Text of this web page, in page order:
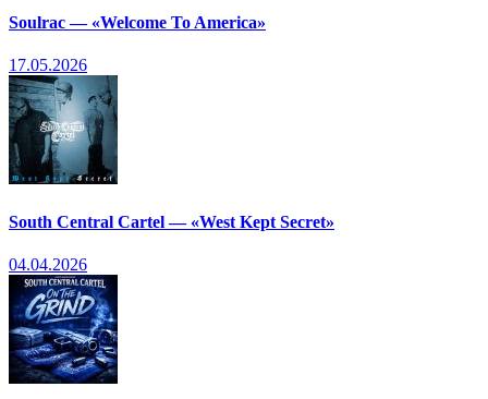
Soulrac — «Welcome To America»
17.05.2026
South Central Cartel — «West Kept Secret»
04.04.2026